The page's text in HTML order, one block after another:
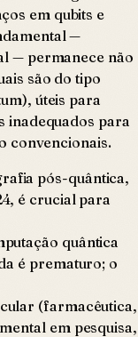
em qubits e
—
— permanece não
são do tipo
úteis para
inadequados para
convencionais.
pós-quântica,
é crucial para
quântica
é prematuro; o
(farmacêutica,
em pesquisa,